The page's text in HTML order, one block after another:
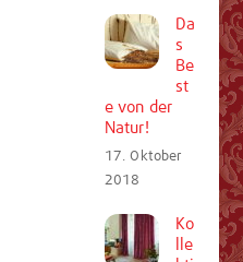
Da
s
Be
st
e von der
Natur!
17. Oktober
2018
Ko
lle